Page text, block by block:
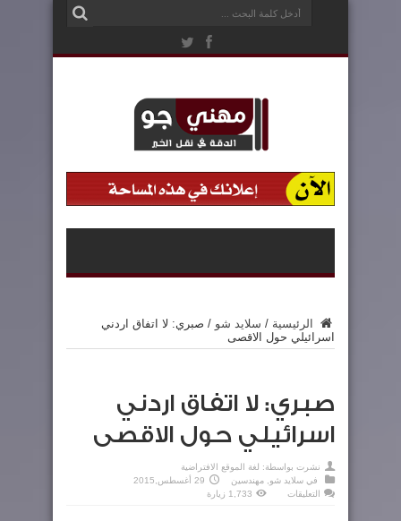
الرئيسية / سلايد شو / صبري: لا اتفاق اردني
اسرائيلي حول الاقصى
صبري: لا اتفاق اردني
اسرائيلي حول الاقصى
نشرت بواسطة: لغة الموقع الافتراضية
في سلايد شو, مهندسين
29 أغسطس,2015
التعليقات
1,733 زيارة